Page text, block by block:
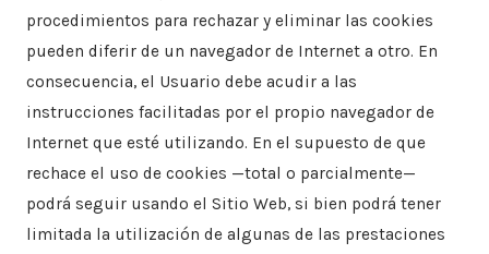
procedimientos para rechazar y eliminar las cookies
pueden diferir de un navegador de Internet a otro. En
consecuencia, el Usuario debe acudir a las
instrucciones facilitadas por el propio navegador de
Internet que esté utilizando. En el supuesto de que
rechace el uso de cookies —total o parcialmente—
podrá seguir usando el Sitio Web, si bien podrá tener
limitada la utilización de algunas de las prestaciones